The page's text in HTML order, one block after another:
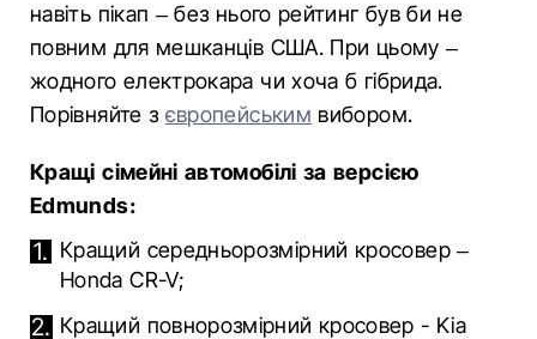
навіть пікап – без нього рейтинг був би не
повним для мешканців США. При цьому –
жодного електрокара чи хоча б гібрида.
Порівняйте з європейським вибором.
Кращі сімейні автомобілі за версією
Edmunds:
Кращий середньорозмірний кросовер –
Honda CR-V;
Кращий повнорозмірний кросовер - Kia